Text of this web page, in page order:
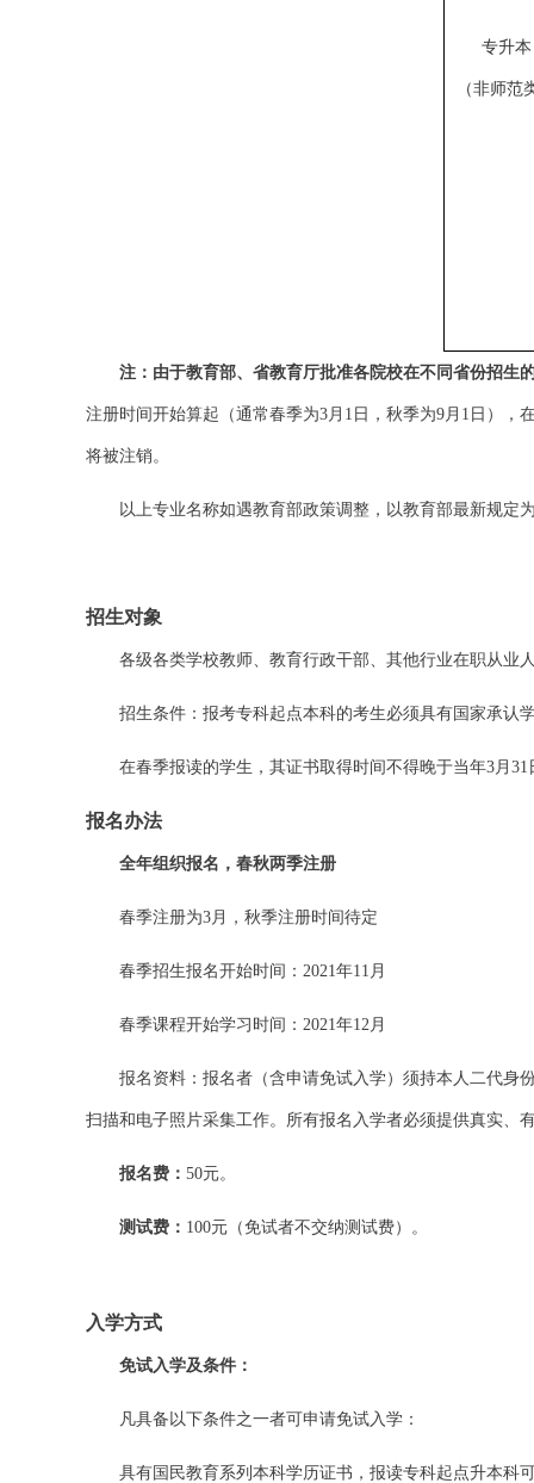
专升本
（非师范
注：由于教育部、省教育厅批准各院校在不同省份招生
注册时间开始算起（通常春季为3月 1 日，秋季为9月 1 日），
将被注销。
以上专业名称如遇教育部政策调整，以教育部最新规定为
招生对象
各级各类学校教师、教育行政干部、其他行业在职从业
招生条件：报考专科起点本科的考生必须具有国家承认
在春季报读的学生，其证书取得时间不得晚于当年3月 31
报名办法
全年组织报名，春秋两季注册
春季注册为3月，秋季注册时间待定
春季招生报名开始时间： 2021年11 月
春季课程开始学习时间： 2021年12月
报名资料：报名者（含申请免试入学）须持本人二代身
扫描和电子照片采集工作。所有报名入学者必须提供真实、
报名费： 50元。
测试费： 100元（免试者不交纳测试费）。
入学方式
免试入学及条件：
凡具备以下条件之一者可申请免试入学：
具有国民教育系列本科学历证书，报读专科起点升本科